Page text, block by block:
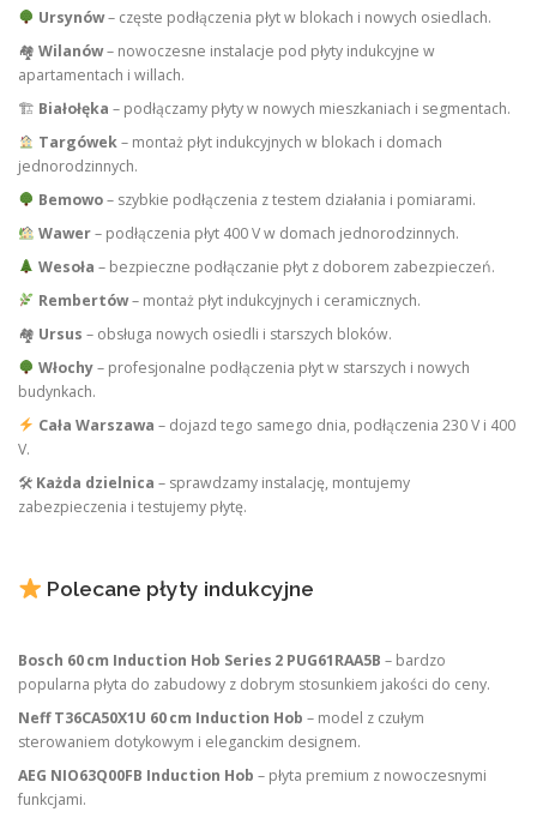
Ursynów– częste podłączenia płyt w blokach i nowych osiedlach.
🏘 Wilanów– nowoczesne instalacje pod płyty indukcyjne w
apartamentach i willach.
🏗 Białołęka – podłączamy płyty w nowych mieszkaniach i segmentach.
Targówek– montaż płyt indukcyjnych w blokach i domach
jednorodzinnych.
Bemowo– szybkie podłączenia z testem działania i pomiarami.
Wawer– podłączenia płyt 400 V w domach jednorodzinnych.
Wesoła – bezpieczne podłączanie płyt z doborem zabezpieczeń.
Rembertów– montaż płyt indukcyjnych i ceramicznych.
🏘 Ursus – obsługa nowych osiedli i starszych bloków.
Włochy– profesjonalne podłączenia płyt w starszych i nowych
budynkach.
Cała Warszawa – dojazd tego samego dnia, podłączenia 230 V i 400
V.
🛠 Każda dzielnica – sprawdzamy instalację, montujemy
zabezpieczenia i testujemy płytę.
Polecane płyty indukcyjne
Bosch 60 cm Induction Hob Series 2 PUG61RAA5B – bardzo
popularna płyta do zabudowy z dobrym stosunkiem jakości do ceny.
Neff T36CA50X1U 60 cm Induction Hob – model z czułym
sterowaniem dotykowym i eleganckim designem.
AEG NIO63Q00FB Induction Hob – płyta premium z nowoczesnymi
funkcjami.